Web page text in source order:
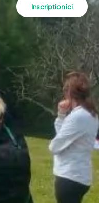
Inscription ici